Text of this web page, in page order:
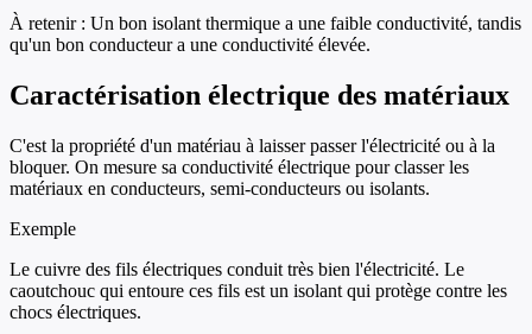
À retenir : Un bon isolant thermique a une faible conductivité, tandis
qu'un bon conducteur a une conductivité élevée.
Caractérisation électrique des matériaux
C'est la propriété d'un matériau à laisser passer l'électricité ou à la
bloquer. On mesure sa conductivité électrique pour classer les
matériaux en conducteurs, semi-conducteurs ou isolants.
Exemple
Le cuivre des fils électriques conduit très bien l'électricité. Le
caoutchouc qui entoure ces fils est un isolant qui protège contre les
chocs électriques.